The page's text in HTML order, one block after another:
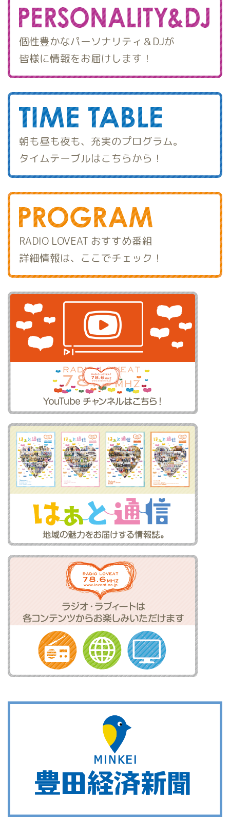
個性豊かなパーソナリティ＆DJが
皆様に情報をお届けします！
朝も昼も夜も、充実のプログラム。
タイムテーブルはこちらから！
RADIO LOVEAT おすすめ番組
詳細情報は、ここでチェック！